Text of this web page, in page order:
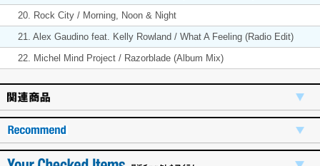
20. Rock City / Morning, Noon & Night
21. Alex Gaudino feat. Kelly Rowland / What A Feeling (Radio Edit)
22. Michel Mind Project / Razorblade (Album Mix)